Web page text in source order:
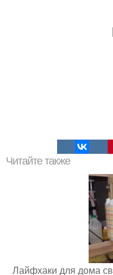
Читайте также
Лайфхаки для дома